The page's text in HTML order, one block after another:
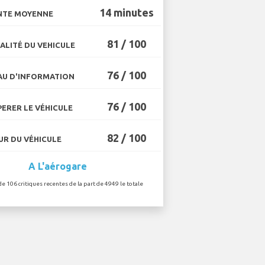
MOYENNE 14 minutes
DU VEHICULE 81 / 100
D'INFORMATION 76 / 100
LE VÉHICULE 76 / 100
DU VÉHICULE 82 / 100
A L'aérogare
106 critiques recentes de la part de 4949 le totale